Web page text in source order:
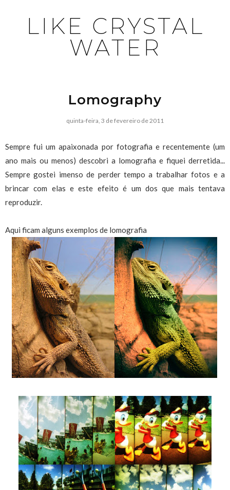
LIKE CRYSTAL
WATER
Lomography
quinta-feira, 3 de fevereiro de 2011
Sempre fui um apaixonada por fotografia e recentemente (um
ano mais ou menos) descobri a lomografia e fiquei derretida...
Sempre gostei imenso de perder tempo a trabalhar fotos e a
brincar com elas e este efeito é um dos que mais tentava
reproduzir.
Aqui ficam alguns exemplos de lomografia